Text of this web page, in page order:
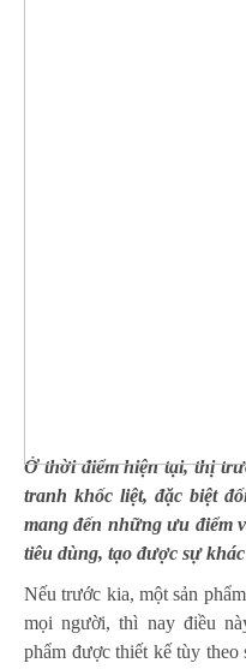
Ở thời điểm hiện tại, thị
tranh khốc liệt, đặc biệt
mang đến những ưu điểm
tiêu dùng, tạo được sự
Nếu trước kia, một sản
mọi người, thì nay điều
phẩm được thiết kế tùy